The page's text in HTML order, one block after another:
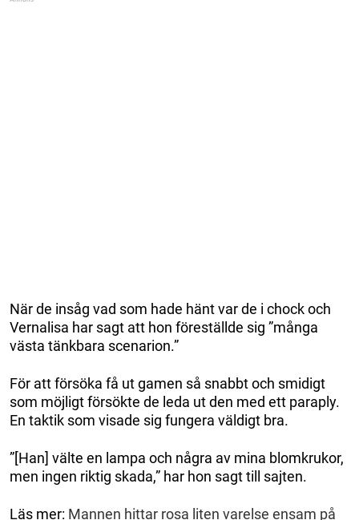
När de insåg vad som hade hänt var de i chock och
Vernalisa har sagt att hon föreställde sig ”många
västa tänkbara scenarion.”
För att försöka få ut gamen så snabbt och smidigt
som möjligt försökte de leda ut den med ett paraply.
En taktik som visade sig fungera väldigt bra.
”[Han] välte en lampa och några av mina blomkrukor,
men ingen riktig skada,” har hon sagt till sajten.
Läs mer: Mannen hittar rosa liten varelse ensam på